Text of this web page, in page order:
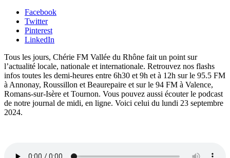
Facebook
Twitter
Pinterest
LinkedIn
Tous les jours, Chérie FM Vallée du Rhône fait un point sur
l’actualité locale, nationale et internationale. Retrouvez nos flashs
infos toutes les demi-heures entre 6h30 et 9h et à 12h sur le 95.5 FM
à Annonay, Roussillon et Beaurepaire et sur le 94 FM à Valence,
Romans-sur-Isère et Tournon. Vous pouvez aussi écouter le podcast
de notre journal de midi, en ligne. Voici celui du lundi 23 septembre
2024.